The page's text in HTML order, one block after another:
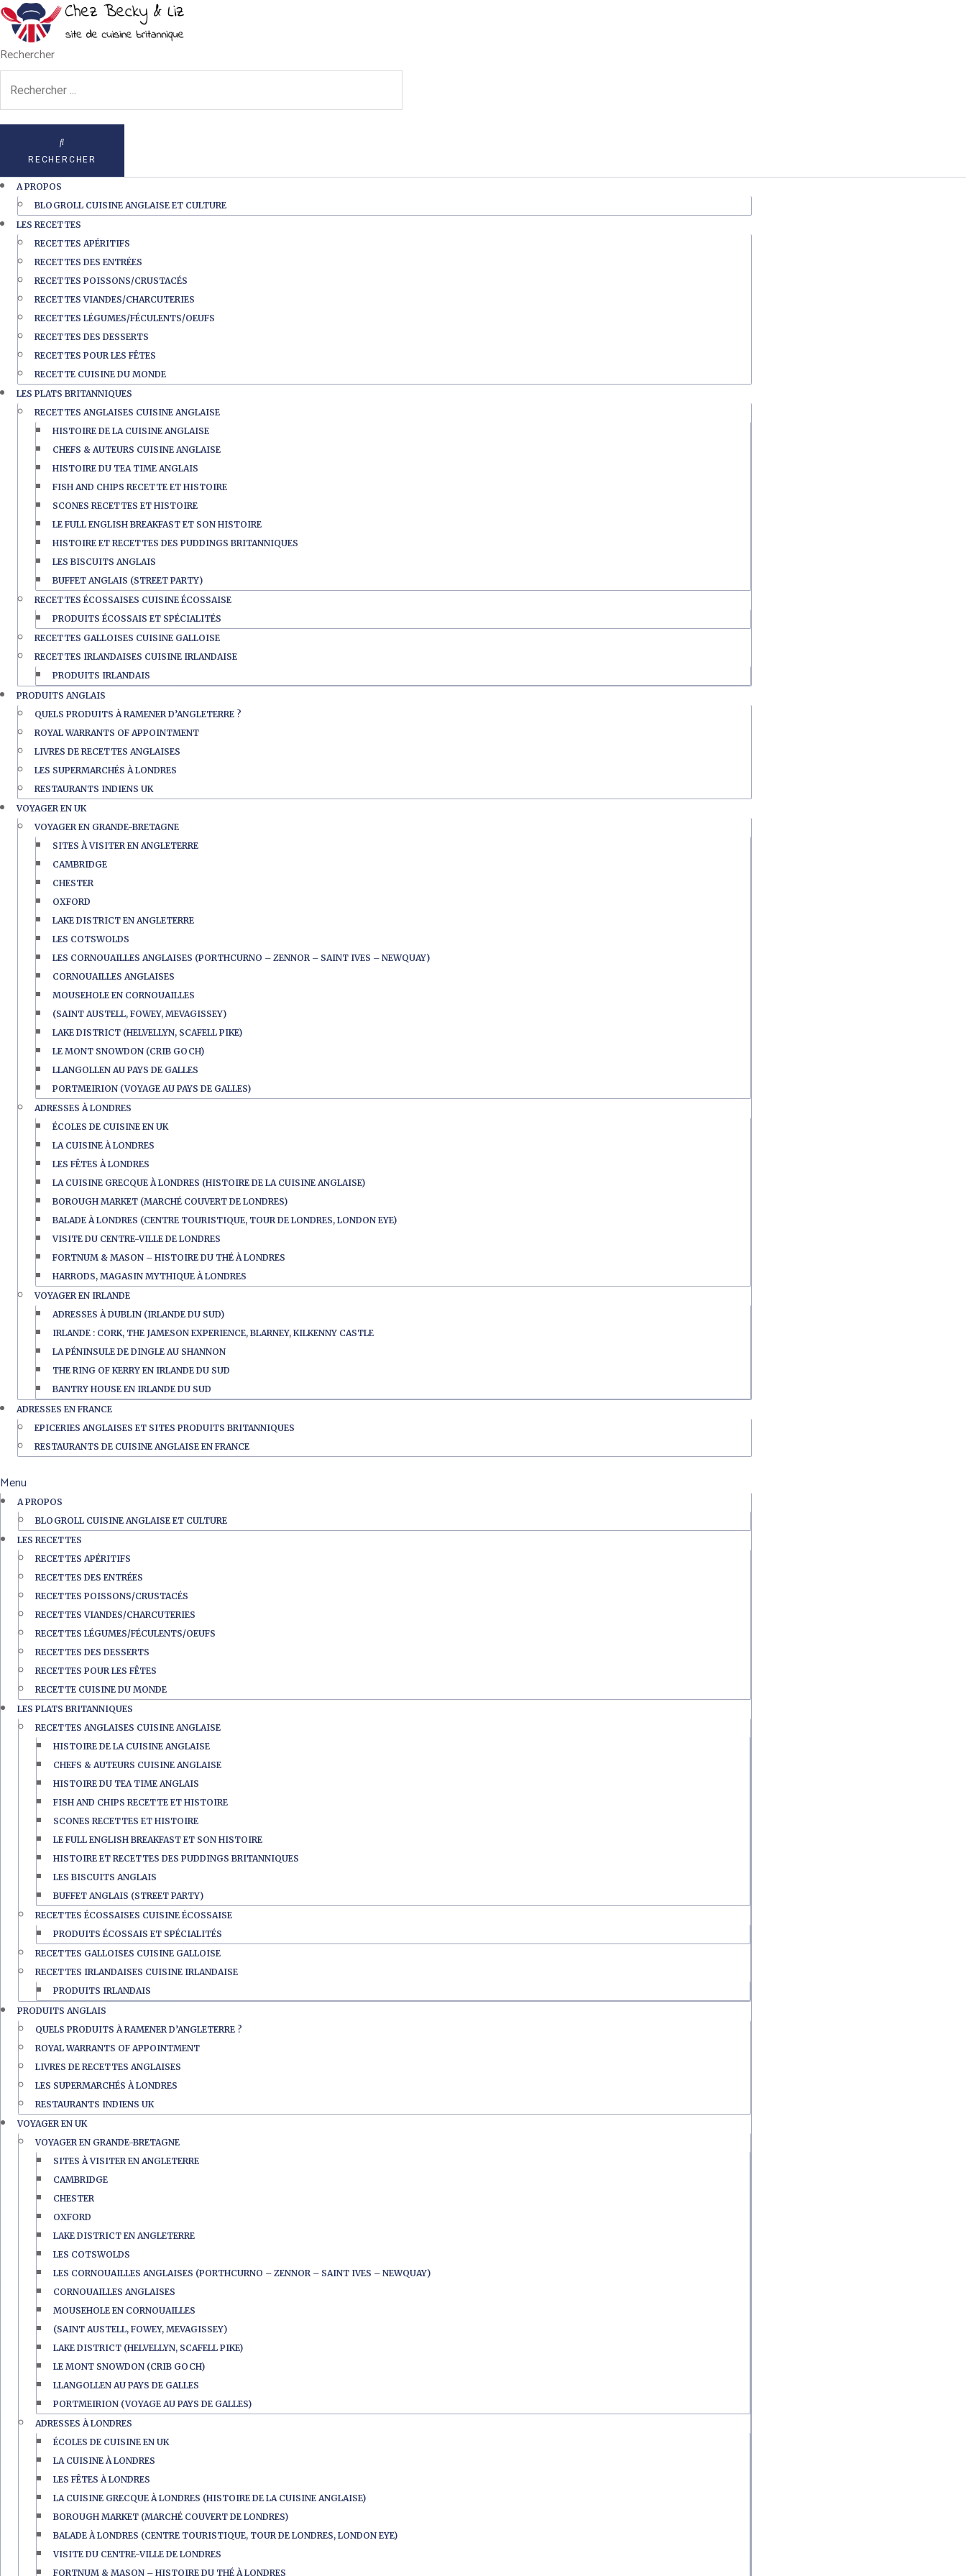
Rechercher
RECHERCHER
A PROPOS
BLOGROLL CUISINE ANGLAISE ET CULTURE
LES RECETTES
RECETTES APÉRITIFS
RECETTES DES ENTRÉES
RECETTES POISSONS/CRUSTACÉS
RECETTES VIANDES/CHARCUTERIES
RECETTES LÉGUMES/FÉCULENTS/OEUFS
RECETTES DES DESSERTS
RECETTES POUR LES FÊTES
RECETTE CUISINE DU MONDE
LES PLATS BRITANNIQUES
RECETTES ANGLAISES CUISINE ANGLAISE
HISTOIRE DE LA CUISINE ANGLAISE
CHEFS & AUTEURS CUISINE ANGLAISE
HISTOIRE DU TEA TIME ANGLAIS
FISH AND CHIPS RECETTE ET HISTOIRE
SCONES RECETTES ET HISTOIRE
LE FULL ENGLISH BREAKFAST ET SON HISTOIRE
HISTOIRE ET RECETTES DES PUDDINGS BRITANNIQUES
LES BISCUITS ANGLAIS
BUFFET ANGLAIS (STREET PARTY)
RECETTES ÉCOSSAISES CUISINE ÉCOSSAISE
PRODUITS ÉCOSSAIS ET SPÉCIALITÉS
RECETTES GALLOISES CUISINE GALLOISE
RECETTES IRLANDAISES CUISINE IRLANDAISE
PRODUITS IRLANDAIS
PRODUITS ANGLAIS
QUELS PRODUITS À RAMENER D’ANGLETERRE ?
ROYAL WARRANTS OF APPOINTMENT
LIVRES DE RECETTES ANGLAISES
LES SUPERMARCHÉS À LONDRES
RESTAURANTS INDIENS UK
VOYAGER EN UK
VOYAGER EN GRANDE-BRETAGNE
SITES À VISITER EN ANGLETERRE
CAMBRIDGE
CHESTER
OXFORD
LAKE DISTRICT EN ANGLETERRE
LES COTSWOLDS
LES CORNOUAILLES ANGLAISES (PORTHCURNO – ZENNOR – SAINT IVES – NEWQUAY)
CORNOUAILLES ANGLAISES
MOUSEHOLE EN CORNOUAILLES
(SAINT AUSTELL, FOWEY, MEVAGISSEY)
LAKE DISTRICT (HELVELLYN, SCAFELL PIKE)
LE MONT SNOWDON (CRIB GOCH)
LLANGOLLEN AU PAYS DE GALLES
PORTMEIRION (VOYAGE AU PAYS DE GALLES)
ADRESSES À LONDRES
ÉCOLES DE CUISINE EN UK
LA CUISINE À LONDRES
LES FÊTES À LONDRES
LA CUISINE GRECQUE À LONDRES (HISTOIRE DE LA CUISINE ANGLAISE)
BOROUGH MARKET (MARCHÉ COUVERT DE LONDRES)
BALADE À LONDRES (CENTRE TOURISTIQUE, TOUR DE LONDRES, LONDON EYE)
VISITE DU CENTRE-VILLE DE LONDRES
FORTNUM & MASON – HISTOIRE DU THÉ À LONDRES
HARRODS, MAGASIN MYTHIQUE À LONDRES
VOYAGER EN IRLANDE
ADRESSES À DUBLIN (IRLANDE DU SUD)
IRLANDE : CORK, THE JAMESON EXPERIENCE, BLARNEY, KILKENNY CASTLE
LA PÉNINSULE DE DINGLE AU SHANNON
THE RING OF KERRY EN IRLANDE DU SUD
BANTRY HOUSE EN IRLANDE DU SUD
ADRESSES EN FRANCE
EPICERIES ANGLAISES ET SITES PRODUITS BRITANNIQUES
RESTAURANTS DE CUISINE ANGLAISE EN FRANCE
Menu
A PROPOS
BLOGROLL CUISINE ANGLAISE ET CULTURE
LES RECETTES
RECETTES APÉRITIFS
RECETTES DES ENTRÉES
RECETTES POISSONS/CRUSTACÉS
RECETTES VIANDES/CHARCUTERIES
RECETTES LÉGUMES/FÉCULENTS/OEUFS
RECETTES DES DESSERTS
RECETTES POUR LES FÊTES
RECETTE CUISINE DU MONDE
LES PLATS BRITANNIQUES
RECETTES ANGLAISES CUISINE ANGLAISE
HISTOIRE DE LA CUISINE ANGLAISE
CHEFS & AUTEURS CUISINE ANGLAISE
HISTOIRE DU TEA TIME ANGLAIS
FISH AND CHIPS RECETTE ET HISTOIRE
SCONES RECETTES ET HISTOIRE
LE FULL ENGLISH BREAKFAST ET SON HISTOIRE
HISTOIRE ET RECETTES DES PUDDINGS BRITANNIQUES
LES BISCUITS ANGLAIS
BUFFET ANGLAIS (STREET PARTY)
RECETTES ÉCOSSAISES CUISINE ÉCOSSAISE
PRODUITS ÉCOSSAIS ET SPÉCIALITÉS
RECETTES GALLOISES CUISINE GALLOISE
RECETTES IRLANDAISES CUISINE IRLANDAISE
PRODUITS IRLANDAIS
PRODUITS ANGLAIS
QUELS PRODUITS À RAMENER D’ANGLETERRE ?
ROYAL WARRANTS OF APPOINTMENT
LIVRES DE RECETTES ANGLAISES
LES SUPERMARCHÉS À LONDRES
RESTAURANTS INDIENS UK
VOYAGER EN UK
VOYAGER EN GRANDE-BRETAGNE
SITES À VISITER EN ANGLETERRE
CAMBRIDGE
CHESTER
OXFORD
LAKE DISTRICT EN ANGLETERRE
LES COTSWOLDS
LES CORNOUAILLES ANGLAISES (PORTHCURNO – ZENNOR – SAINT IVES – NEWQUAY)
CORNOUAILLES ANGLAISES
MOUSEHOLE EN CORNOUAILLES
(SAINT AUSTELL, FOWEY, MEVAGISSEY)
LAKE DISTRICT (HELVELLYN, SCAFELL PIKE)
LE MONT SNOWDON (CRIB GOCH)
LLANGOLLEN AU PAYS DE GALLES
PORTMEIRION (VOYAGE AU PAYS DE GALLES)
ADRESSES À LONDRES
ÉCOLES DE CUISINE EN UK
LA CUISINE À LONDRES
LES FÊTES À LONDRES
LA CUISINE GRECQUE À LONDRES (HISTOIRE DE LA CUISINE ANGLAISE)
BOROUGH MARKET (MARCHÉ COUVERT DE LONDRES)
BALADE À LONDRES (CENTRE TOURISTIQUE, TOUR DE LONDRES, LONDON EYE)
VISITE DU CENTRE-VILLE DE LONDRES
FORTNUM & MASON – HISTOIRE DU THÉ À LONDRES